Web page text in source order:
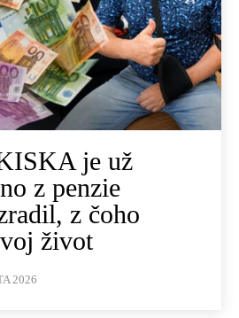
je už
z penzie
z čoho
život
2026